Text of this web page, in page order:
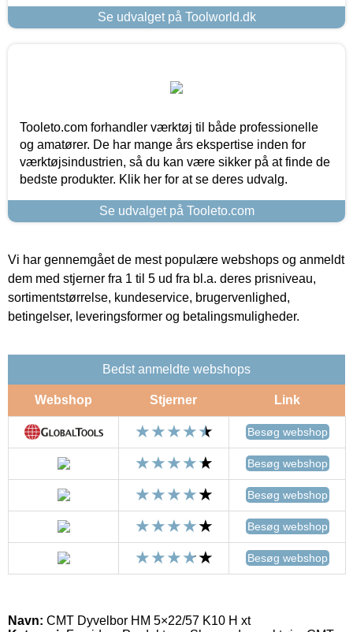
Se udvalget på Toolworld.dk
Tooleto.com forhandler værktøj til både professionelle
og amatører. De har mange års ekspertise inden for
værktøjsindustrien, så du kan være sikker på at finde de
bedste produkter. Klik her for at se deres udvalg.
Se udvalget på Tooleto.com
Vi har gennemgået de mest populære webshops og anmeldt
dem med stjerner fra 1 til 5 ud fra bl.a. deres prisniveau,
sortimentstørrelse, kundeservice, brugervenlighed,
betingelser, leveringsformer og betalingsmuligheder.
Bedst anmeldte webshops
Webshop Stjerner Link
Besøg webshop
Besøg webshop
Besøg webshop
Besøg webshop
Besøg webshop
Navn: CMT Dyvelbor HM 5×22/57 K10 H xt